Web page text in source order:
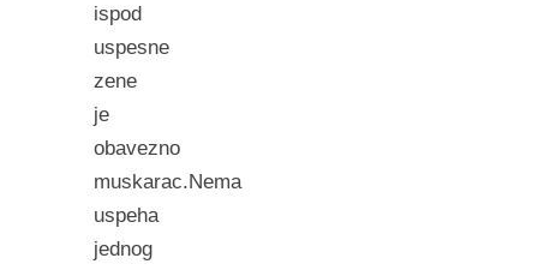
ispod
uspesne
zene
je
obavezno
muskarac.Nema
uspeha
jednog